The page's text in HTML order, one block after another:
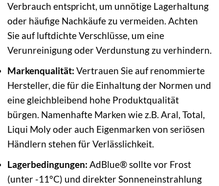
Verbrauch entspricht, um unnötige Lagerhaltung
oder häufige Nachkäufe zu vermeiden. Achten
Sie auf luftdichte Verschlüsse, um eine
Verunreinigung oder Verdunstung zu verhindern.
Markenqualität: Vertrauen Sie auf renommierte
Hersteller, die für die Einhaltung der Normen und
eine gleichbleibend hohe Produktqualität
bürgen. Namenhafte Marken wie z.B. Aral, Total,
Liqui Moly oder auch Eigenmarken von seriösen
Händlern stehen für Verlässlichkeit.
Lagerbedingungen: AdBlue® sollte vor Frost
(unter -11°C) und direkter Sonneneinstrahlung